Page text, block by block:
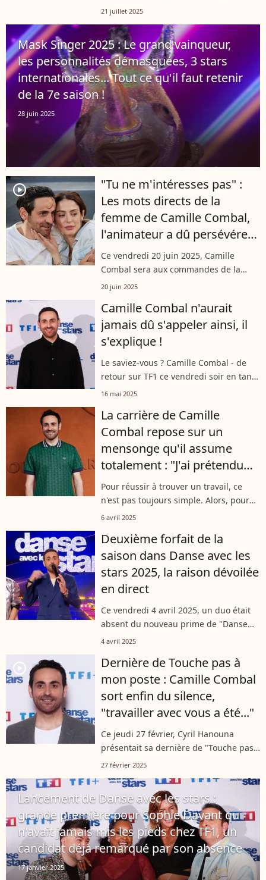
règle tout récemment en accordant
L'animateur y parle de la parentalité,...
21 juillet 2025
Mask Singer 2025 : Le grand vainqueur,
les personnalités démasquées, 3 stars
internationales... Tout ce qu'il faut retenir
de la 7e saison !
28 juin 2025
player2
"Tu ne m'intéresses pas" :
Les mots directs de la
femme de Camille Combal,
l'animateur a dû persévérer
pour la séduire
Ce vendredi 20 juin 2025, Camille
Combal sera aux commandes de la
demi-finale de "Mask Singer" sur TF1.
paysage audiovisuel français, s’est
confié...
20 juin 2025
Camille Combal n'aurait
jamais dû s'appeler ainsi, il
s'explique !
Le saviez-vous ? Camille Combal - de
retour sur TF1 ce vendredi soir en tant
qu'animateur de "Mask Singer" - aurait
qu'il avait racontée lors...
16 mai 2025
La carrière de Camille
Combal repose sur un
mensonge qu'il assume
totalement : "J'ai prétendu
que..."
Pour réussir à trouver un travail, ce
n'est pas toujours simple. Alors, pour
décrocher son premier poste, Camille
être embauché. Il a expliqué ce...
6 avril 2025
Deuxième forfait de la
saison dans Danse avec les
stars 2025, la raison dévoilée
en direct
Ce vendredi 4 avril 2025, un duo était
absent du nouveau prime de "Danse
avec les stars" diffusé à partir de 21h10
la saison. Camille Combal...
4 avril 2025
player2
Dernière de Touche pas à
mon poste : Camille Combal
sort enfin du silence,
"travailler avec vous a été..."
Ce jeudi 27 février, Cyril Hanouna
présentait sa dernière de "Touche pas
à mon poste". Beaucoup d’anciens
pour l’occasion et même ceux qui
n’ont...
27 février 2025
Lancement de Danse avec les stars :
grande première pour Sophie Davant qui
n'avait jamais mis les pieds chez TF1, un
candidat déjà remarqué par son absence
17 janvier 2025